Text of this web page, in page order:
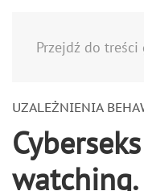
Przejdź do treści
UZALEŻNIENIA
watching.